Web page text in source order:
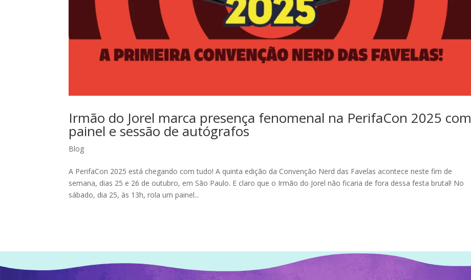
Irmão do Jorel marca presença fenomenal na PerifaCon 2025 com
painel e sessão de autógrafos
Blog
A PerifaCon 2025 está chegando com tudo! A quinta edição da Convenção Nerd das Favelas acontece neste fim de
semana, dias 25 e 26 de outubro, em São Paulo. E claro que o Irmão do Jorel não ficaria de fora dessa festa brutal! No
sábado, dia 25, às 13h, rola um painel...